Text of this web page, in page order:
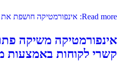
Read more: אינפורמטיקה חושפת את פלטפורמת המידע החכם
אינפורמטיקה משיקה
קשרי לקוחות באמצעות